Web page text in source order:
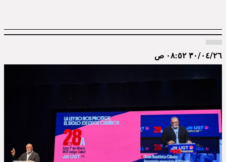
٣٠/٠٤/٢٦ ٠٨:٥٢ ص